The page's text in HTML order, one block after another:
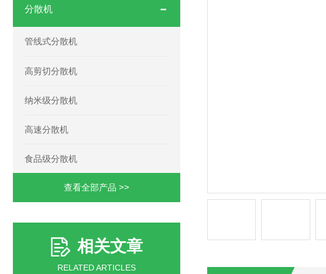
分散机
管线式分散机
高剪切分散机
纳米级分散机
高速分散机
食品级分散机
查看全部产品 >>
相关文章
RELATED ARTICLES